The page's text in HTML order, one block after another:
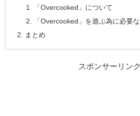
「Overcooked」について
「Overcooked」を遊ぶ為に必要
まとめ
スポンサーリンク